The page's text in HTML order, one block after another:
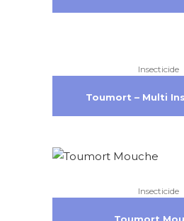
Insecticide
Toumort – Multi
Insecticide